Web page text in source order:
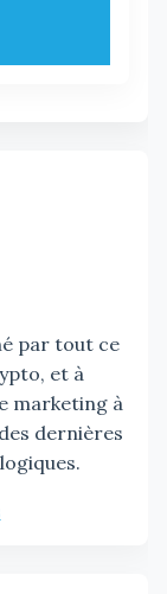
par tout ce
et à
marketing à
dernières